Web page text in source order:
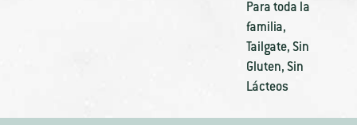
Para toda la
familia,
Tailgate, Sin
Gluten, Sin
Lácteos